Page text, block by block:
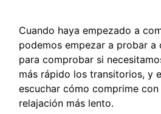
Cuando haya empezado a
podemos empezar a probar a
para comprobar si
más rápido los transitorios, y
escuchar cómo comprime
relajación más lento.